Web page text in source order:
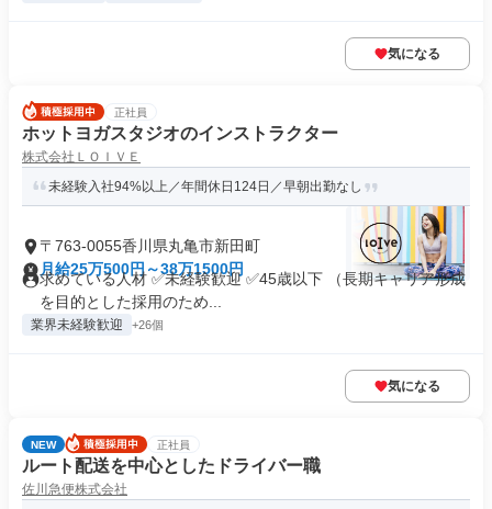
気になる
正社員
ホットヨガスタジオのインストラクター
株式会社ＬＯＩＶＥ
未経験入社94%以上／年間休日124日／早朝出勤なし
〒763-0055香川県丸亀市新田町
月給25万500円～38万1500円
求めている人材 ✅未経験歓迎 ✅45歳以下 （長期キャリア形成
を目的とした採用のため...
業界未経験歓迎 +26個
気になる
NEW 正社員
ルート配送を中心としたドライバー職
佐川急便株式会社